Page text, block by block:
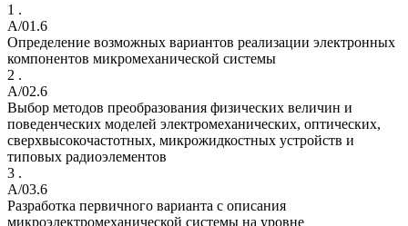
1 .
A/01.6
Определение возможных вариантов реализации электронных
компонентов микромеханической системы
2 .
A/02.6
Выбор методов преобразования физических величин и
поведенческих моделей электромеханических, оптических,
сверхвысокочастотных, микрожидкостных устройств и
типовых радиоэлементов
3 .
A/03.6
Разработка первичного варианта с описания
микроэлектромеханической системы на уровне